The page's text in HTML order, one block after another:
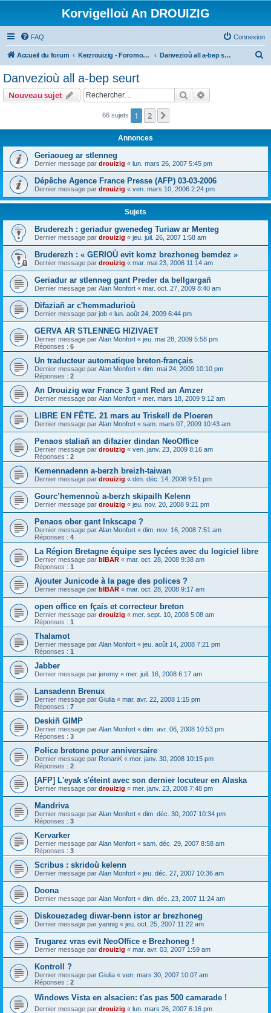
Korvigelloù An DROUIZIG
FAQ Connexion
Accueil du forum Kerzrouizig - Foromoù An Drouizig Danvezioù all a-bep seurt
e
Danvezioù all a-bep seurt
Nouveau sujet Rechercher
66 sujets 1 2
Annonces
Geriaoueg ar stlenneg
Dernier message par drouizig « lun. mars 26, 2007 5:45 pm
Dépêche Agence France Presse (AFP) 03-03-2006
Dernier message par drouizig « ven. mars 10, 2006 2:24 pm
Sujets
Bruderezh : geriadur gwenedeg Turiaw ar Menteg
Dernier message par drouizig « jeu. juil. 26, 2007 1:58 am
Bruderezh : « GERIOÙ evit komz brezhoneg bemdez »
Dernier message par drouizig « mar. mai 23, 2006 11:14 am
Geriadur ar stlenneg gant Preder da bellgargañ
Dernier message par Alan Monfort « mar. oct. 27, 2009 8:40 am
Difaziañ ar c'hemmadurioù
Dernier message par job « lun. août 24, 2009 6:44 pm
GERVA AR STLENNEG HIZIVAET
Dernier message par Alan Monfort « jeu. mai 28, 2009 5:58 pm
Réponses : 6
Un traducteur automatique breton-français
Dernier message par Alan Monfort « dim. mai 24, 2009 10:10 pm
Réponses : 2
An Drouizig war France 3 gant Red an Amzer
Dernier message par Alan Monfort « mer. mars 18, 2009 9:12 am
LIBRE EN FÊTE. 21 mars au Triskell de Ploeren
Dernier message par Alan Monfort « sam. mars 07, 2009 10:43 am
Penaos staliañ an difazier dindan NeoOffice
Dernier message par drouizig « ven. janv. 23, 2009 8:16 am
Réponses : 2
Kemennadenn a-berzh breizh-taiwan
Dernier message par drouizig « dim. déc. 14, 2008 9:51 pm
Gourc’hemennoù a-berzh skipailh Kelenn
Dernier message par drouizig « jeu. nov. 20, 2008 9:21 pm
Penaos ober gant Inkscape ?
Dernier message par Alan Monfort « dim. nov. 16, 2008 7:51 am
Réponses : 4
La Région Bretagne équipe ses lycées avec du logiciel libre
Dernier message par bIBAR « mar. oct. 28, 2008 9:38 am
Réponses : 1
Ajouter Junicode à la page des polices ?
Dernier message par bIBAR « mar. oct. 28, 2008 9:17 am
open office en fçais et correcteur breton
Dernier message par drouizig « mer. sept. 10, 2008 5:08 am
Réponses : 1
Thalamot
Dernier message par Alan Monfort « jeu. août 14, 2008 7:21 pm
Réponses : 1
Jabber
Dernier message par jeremy « mer. juil. 16, 2008 6:17 am
Lansadenn Brenux
Dernier message par Giulia « mar. avr. 22, 2008 1:15 pm
Réponses : 7
Deskiñ GIMP
Dernier message par Alan Monfort « dim. avr. 06, 2008 10:53 pm
Réponses : 3
Police bretone pour anniversaire
Dernier message par RonanK « mer. janv. 30, 2008 10:15 pm
Réponses : 2
[AFP] L'eyak s'éteint avec son dernier locuteur en Alaska
Dernier message par drouizig « mer. janv. 23, 2008 7:48 pm
Mandriva
Dernier message par Alan Monfort « dim. déc. 30, 2007 10:34 pm
Réponses : 3
Kervarker
Dernier message par Alan Monfort « sam. déc. 29, 2007 8:58 am
Réponses : 3
Scribus : skridoù kelenn
Dernier message par Alan Monfort « jeu. déc. 27, 2007 10:36 am
Doona
Dernier message par Alan Monfort « dim. déc. 23, 2007 11:24 am
Diskouezadeg diwar-benn istor ar brezhoneg
Dernier message par yannig « jeu. oct. 25, 2007 11:22 am
Trugarez vras evit NeoOffice e Brezhoneg !
Dernier message par drouizig « mar. avr. 03, 2007 1:59 am
Kontroll ?
Dernier message par Giulia « ven. mars 30, 2007 10:07 am
Réponses : 2
Windows Vista en alsacien: t'as pas 500 camarade !
Dernier message par drouizig « lun. mars 26, 2007 6:16 pm